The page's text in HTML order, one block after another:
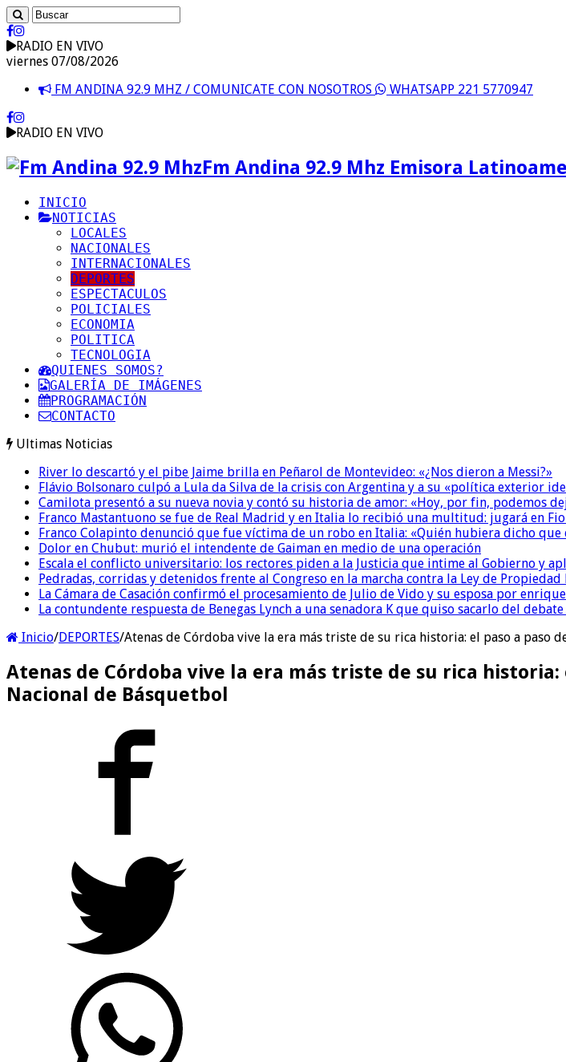
RADIO EN VIVO
viernes 07/08/2026
FM ANDINA 92.9 MHZ / COMUNICATE CON NOSOTROS
WHATSAPP 221 5770947
RADIO EN VIVO
Fm Andina 92.9 Mhz Emisora
INICIO
NOTICIAS
LOCALES
NACIONALES
INTERNACIONALES
DEPORTES
ESPECTACULOS
POLICIALES
ECONOMIA
POLITICA
TECNOLOGIA
QUIENES SOMOS?
GALERÍA DE IMÁGENES
PROGRAMACIÓN
CONTACTO
Ultimas Noticias
River lo descartó y el pibe Jaime brilla en Peñarol de Montevideo: «¿Nos dieron a Messi?»
Flávio Bolsonaro culpó a Lula da Silva de la crisis con Argentina y a su «política exterior
Camilota presentó a su nueva novia y contó su historia de amor: «Hoy, por fin, podemos
Franco Mastantuono se fue de Real Madrid y en Italia lo recibió una multitud: jugará en
Franco Colapinto denunció que fue víctima de un robo en Italia: «Quién hubiera dicho
Dolor en Chubut: murió el intendente de Gaiman en medio de una operación
Escala el conflicto universitario: los rectores piden a la Justicia que intime al Gobierno y
Pedradas, corridas y detenidos frente al Congreso en la marcha contra la Ley de Propiedad
La Cámara de Casación confirmó el procesamiento de Julio de Vido y su esposa por
La contundente respuesta de Benegas Lynch a una senadora K que quiso sacarlo del
Inicio/DEPORTES/Atenas de Córdoba vive la era más triste de su rica historia: el paso a paso
Atenas de Córdoba vive la era más triste de su rica historia:
Nacional de Básquetbol